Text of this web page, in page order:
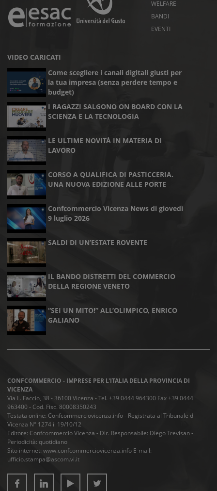
WELFARE
BANDI
EVENTI
VIDEO CARICATI
Come scegliere i canali digitali giusti per
la tua impresa (senza perdere tempo e
budget)
I RAGAZZI SALGONO ON BOARD CON LA
SCIENZA E LA TECNOLOGIA
LE ULTIME NOVITÀ IN MATERIA DI
LAVORO
CORSO A QUALIFICA DI PASTICCERIA.
UNA NUOVA EDIZIONE ALLE PORTE
Confcommercio Vicenza News di giovedì
9 luglio 2026
SALDI DI UN’ESTATE ROVENTE
IL BANDO DISTRETTI DEL COMMERCIO
DELLA REGIONE VENETO
“SEI UN MITO!” ALL’OLIMPICO, ENRICO
GALIANO
CONFCOMMERCIO - IMPRESE PER L'ITALIA DELLA PROVINCIA DI
VICENZA
Via L. Faccio, 38 - 36100 Vicenza - Tel. +39 0444 964300 Fax +39 0444
963400 - Cod. Fisc. 80008350243
Testata online: Confcommerciovicenza.info - Registrata al Tribunale di
Vicenza N° 1274 il 19/10/12
Editore: Confcommercio Vicenza - Dir. Responsabile: Diego Trevisan -
Periodicità: quotidiano
Sito internet: www.confcommerciovicenza.info E-mail:
ufficio.stampa@ascom.vi.it